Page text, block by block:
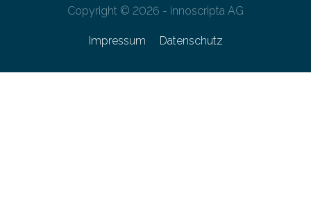
Copyright © 2026 - innoscripta AG
Impressum Datenschutz